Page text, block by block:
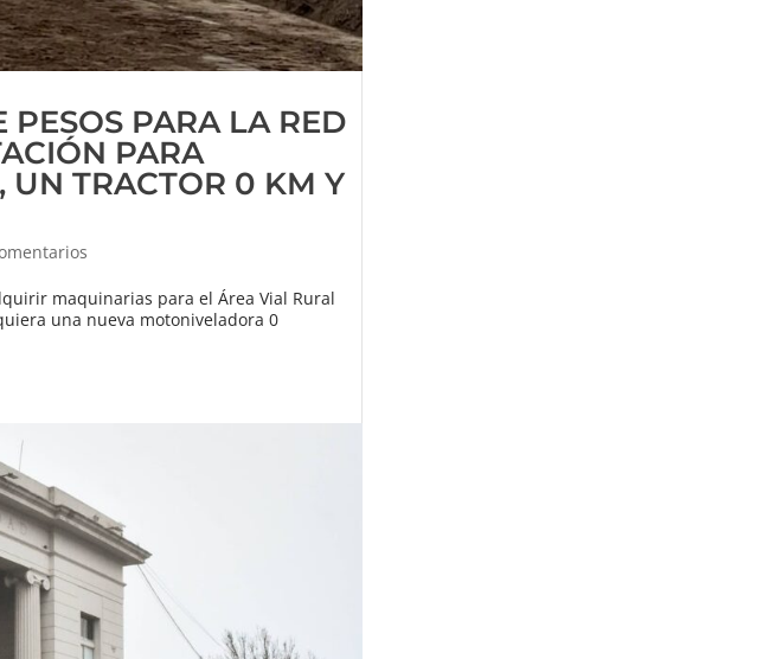
PARA LA RED
PARA
TRACTOR 0 KM Y
maquinarias para el Área Vial Rural
una nueva motoniveladora 0